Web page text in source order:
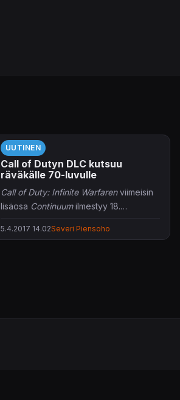
UUTINEN
Call of Dutyn DLC kutsuu
räväkälle 70-luvulle
Call of Duty: Infinite Warfarenviimeisin
lisäosa Continuumilmestyy 18.
5.4.2017 14.02Severi Piensoho